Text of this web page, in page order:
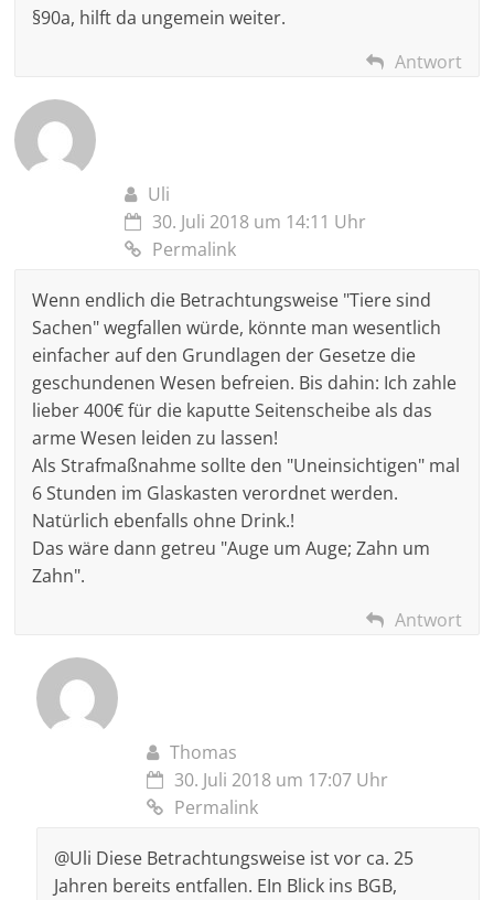
§90a, hilft da ungemein weiter.
Antwort
Uli
30. Juli 2018 um 14:11 Uhr
Permalink
Wenn endlich die Betrachtungsweise "Tiere sind
Sachen" wegfallen würde, könnte man wesentlich
einfacher auf den Grundlagen der Gesetze die
geschundenen Wesen befreien. Bis dahin: Ich zahle
lieber 400€ für die kaputte Seitenscheibe als das
arme Wesen leiden zu lassen!
Als Strafmaßnahme sollte den "Uneinsichtigen" mal
6 Stunden im Glaskasten verordnet werden.
Natürlich ebenfalls ohne Drink.!
Das wäre dann getreu "Auge um Auge; Zahn um
Zahn".
Antwort
Thomas
30. Juli 2018 um 17:07 Uhr
Permalink
@Uli Diese Betrachtungsweise ist vor ca. 25
Jahren bereits entfallen. EIn Blick ins BGB,